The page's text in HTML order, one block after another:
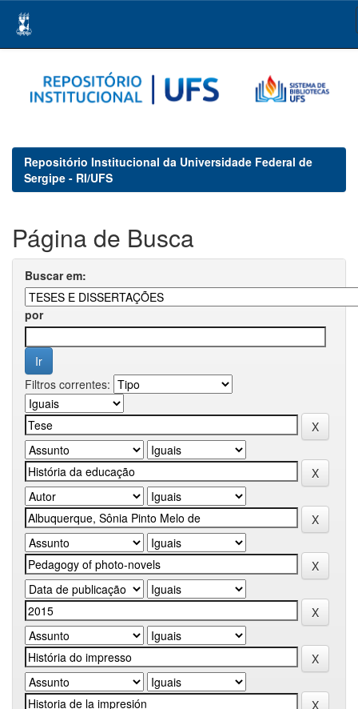
navigation
Repositório Institucional da Universidade Federal de
Sergipe - RI/UFS
Página de Busca
Buscar em:
por
Filtros correntes: